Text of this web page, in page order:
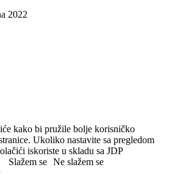
2022
kako bi pružile bolje korisničko
Ukoliko nastavite sa pregledom
iskoriste u skladu sa JDP
Slažem se Ne slažem se